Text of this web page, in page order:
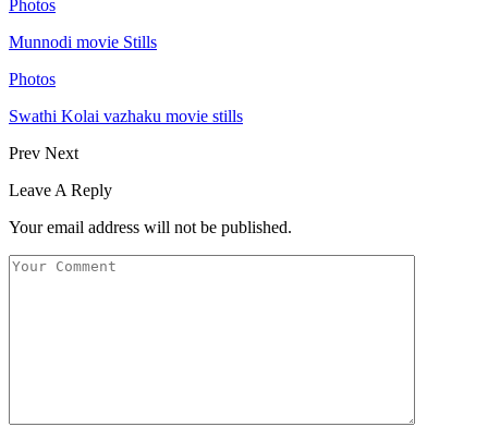
Photos
Munnodi movie Stills
Photos
Swathi Kolai vazhaku movie stills
Prev Next
Leave A Reply
Your email address will not be published.